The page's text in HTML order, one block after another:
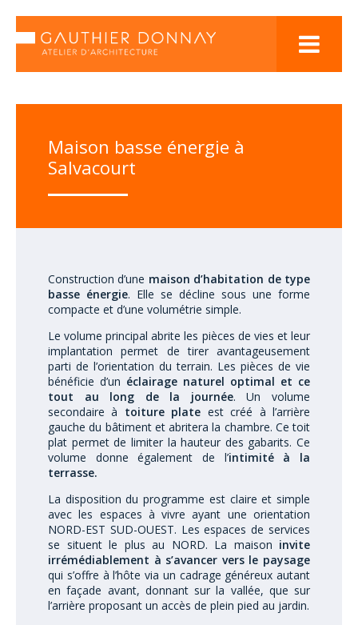

Maison basse énergie à
Salvacourt
Construction d’une maison d’habitation de type
basse énergie. Elle se décline sous une forme
compacte et d’une volumétrie simple.
Le volume principal abrite les pièces de vies et leur
implantation permet de tirer avantageusement
parti de l’orientation du terrain. Les pièces de vie
bénéficie d’un éclairage naturel optimal et ce
tout au long de la journée. Un volume
secondaire à toiture plate est créé à l’arrière
gauche du bâtiment et abritera la chambre. Ce toit
plat permet de limiter la hauteur des gabarits. Ce
volume donne également de l’intimité à la
terrasse.
La disposition du programme est claire et simple
avec les espaces à vivre ayant une orientation
NORD-EST SUD-OUEST. Les espaces de services
se situent le plus au NORD. La maison invite
irrémédiablement à s’avancer vers le paysage
qui s’offre à l’hôte via un cadrage généreux autant
en façade avant, donnant sur la vallée, que sur
l’arrière proposant un accès de plein pied au jardin.